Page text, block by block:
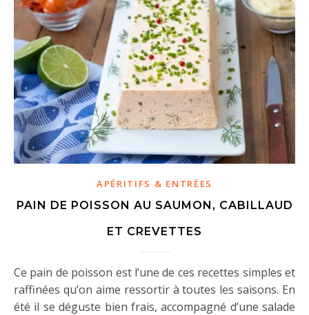
APÉRITIFS & ENTRÉES
PAIN DE POISSON AU SAUMON, CABILLAUD
ET CREVETTES
Ce pain de poisson est l’une de ces recettes simples et
raffinées qu’on aime ressortir à toutes les saisons. En
été il se déguste bien frais, accompagné d’une salade